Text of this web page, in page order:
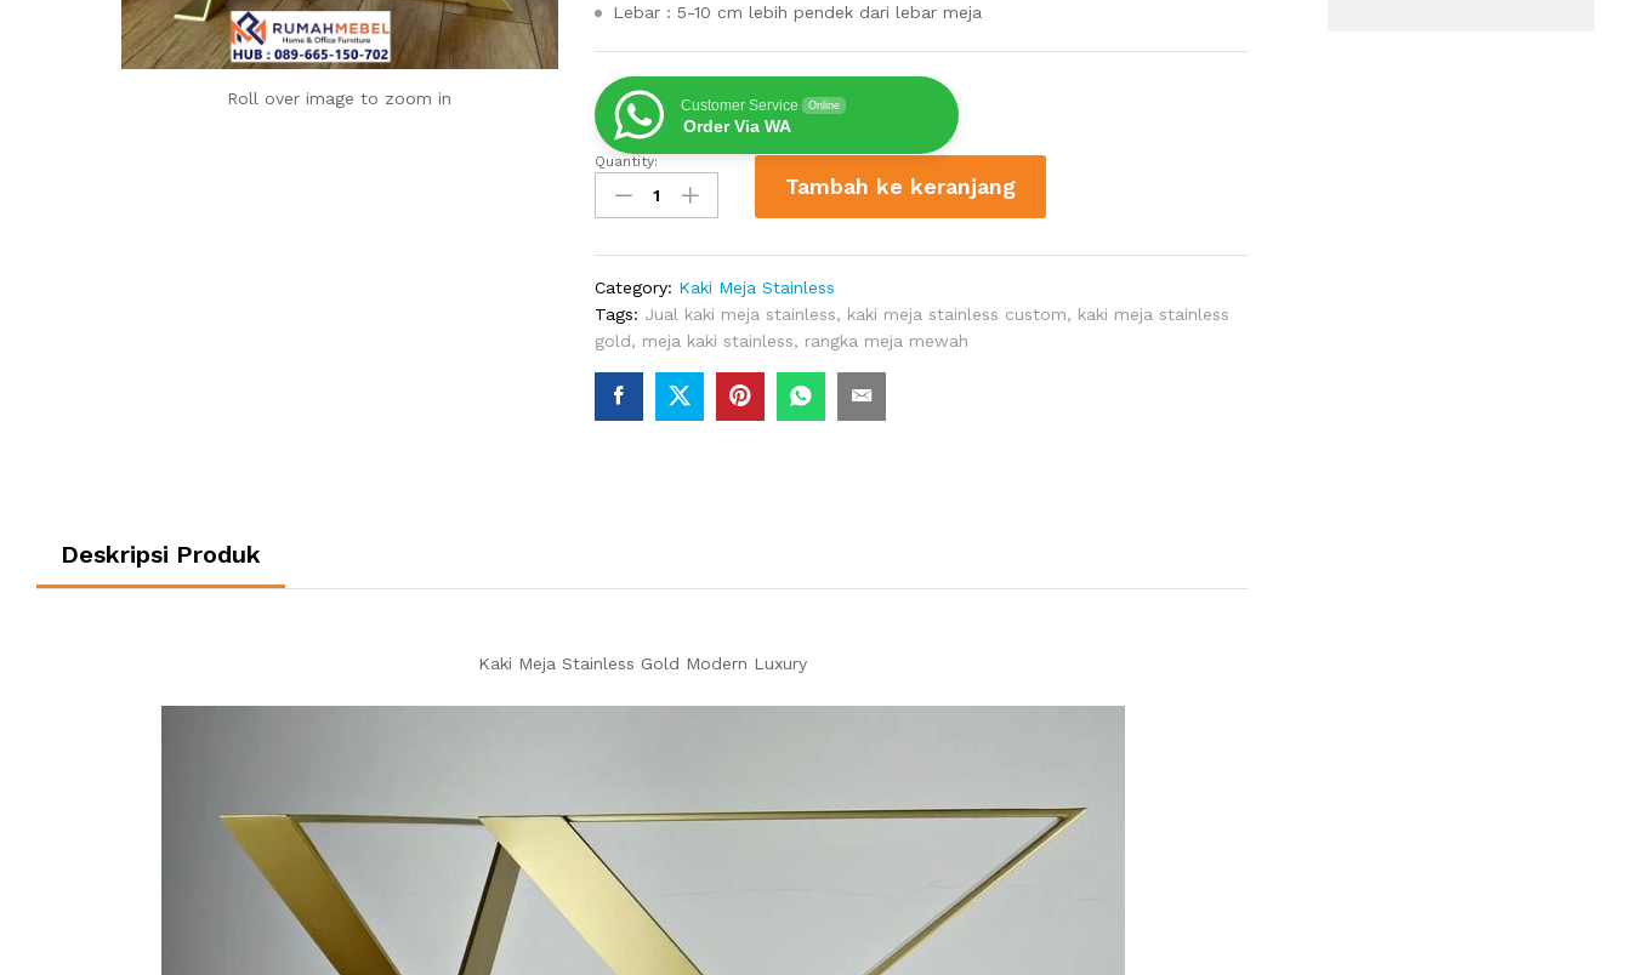
Roll over image to zoom in
Lebar : 5-10 cm lebih pendek dari lebar meja
Customer Service Online
Order Via WA
Kaki
Meja
Stainless
Luxury
quantity
Quantity:
Tambah ke keranjang
Category: Kaki Meja Stainless
Tags: Jual kaki meja stainless, kaki meja stainless custom, kaki meja stainless
gold, meja kaki stainless, rangka meja mewah
Deskripsi Produk
Kaki Meja Stainless Gold Modern Luxury